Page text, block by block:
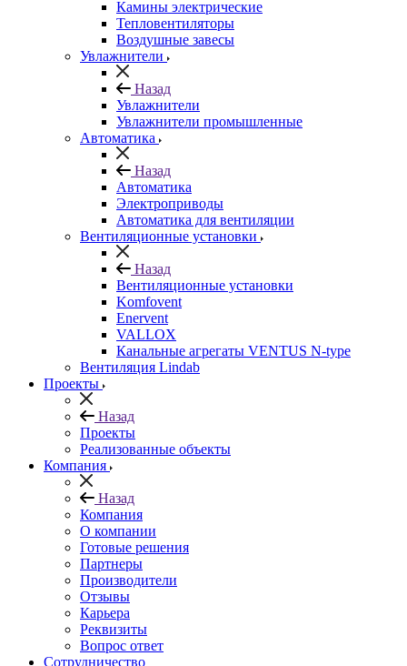
Камины электрические
Тепловентиляторы
Воздушные завесы
Увлажнители
Назад
Увлажнители
Увлажнители промышленные
Автоматика
Назад
Автоматика
Электроприводы
Автоматика для вентиляции
Вентиляционные установки
Назад
Вентиляционные установки
Komfovent
Enervent
VALLOX
Канальные агрегаты VENTUS N-type
Вентиляция Lindab
Проекты
Назад
Проекты
Реализованные объекты
Компания
Назад
Компания
О компании
Готовые решения
Партнеры
Производители
Отзывы
Карьера
Реквизиты
Вопрос ответ
Сотрудничество